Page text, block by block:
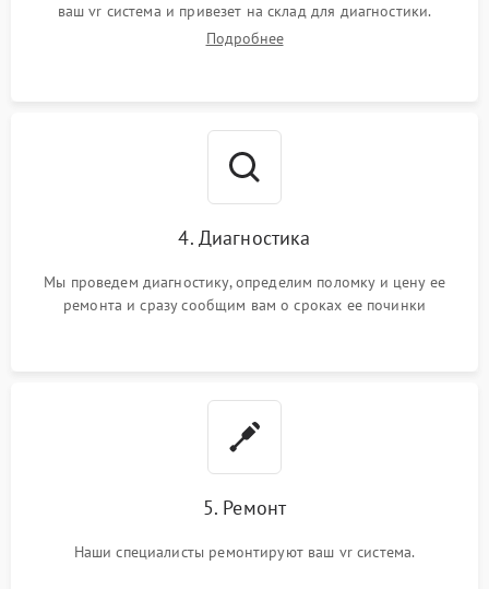
ваш vr система и привезет на склад для диагностики.
Подробнее
4. Диагностика
Мы проведем диагностику, определим поломку и цену ее
ремонта и сразу сообщим вам о сроках ее починки
5. Ремонт
Наши специалисты ремонтируют ваш vr система.